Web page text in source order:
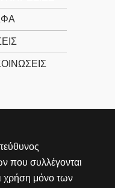
που συλλέγονται
χρήση μόνο των